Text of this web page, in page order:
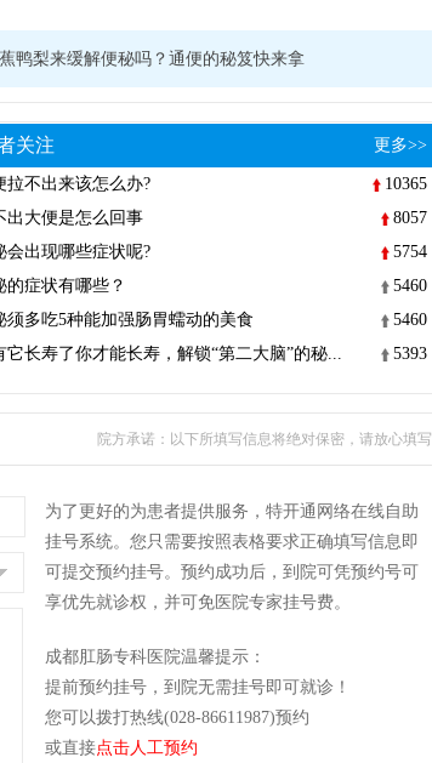
鸭梨来缓解便秘吗？通便的秘笈快来拿
关注 更多>>
拉不出来该怎么办?
10365
出大便是怎么回事
8057
会出现哪些症状呢?
5754
的症状有哪些？
5460
须多吃5种能加强肠胃蠕动的美食
5460
它长寿了你才能长寿，解锁“第二大脑”的秘... 5393
院方承诺：以下所填写信息将绝对保密，请放心填写
为了更好的为患者提供服务，特开通网络在线自助
挂号系统。您只需要按照表格要求正确填写信息即
可提交预约挂号。预约成功后，到院可凭预约号可
享优先就诊权，并可免医院专家挂号费。
成都肛肠专科医院温馨提示：
提前预约挂号，到院无需挂号即可就诊！
您可以拨打热线(028-86611987)预约
或直接点击人工预约